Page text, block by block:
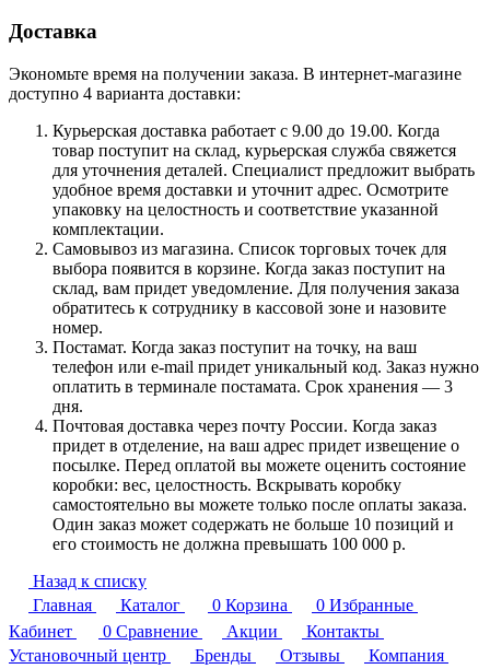
Доставка
Экономьте время на получении заказа. В интернет-магазине
доступно 4 варианта доставки:
Курьерская доставка работает с 9.00 до 19.00. Когда
товар поступит на склад, курьерская служба свяжется
для уточнения деталей. Специалист предложит выбрать
удобное время доставки и уточнит адрес. Осмотрите
упаковку на целостность и соответствие указанной
комплектации.
Самовывоз из магазина. Список торговых точек для
выбора появится в корзине. Когда заказ поступит на
склад, вам придет уведомление. Для получения заказа
обратитесь к сотруднику в кассовой зоне и назовите
номер.
Постамат. Когда заказ поступит на точку, на ваш
телефон или e-mail придет уникальный код. Заказ нужно
оплатить в терминале постамата. Срок хранения — 3
дня.
Почтовая доставка через почту России. Когда заказ
придет в отделение, на ваш адрес придет извещение о
посылке. Перед оплатой вы можете оценить состояние
коробки: вес, целостность. Вскрывать коробку
самостоятельно вы можете только после оплаты заказа.
Один заказ может содержать не больше 10 позиций и
его стоимость не должна превышать 100 000 р.
Назад к списку
Главная
Каталог 0 Корзина 0 Избранные
Кабинет
0 Сравнение Акции
Контакты
Установочный центр
Бренды Отзывы
Компания